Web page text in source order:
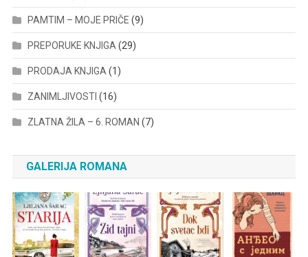
PAMTIM – MOJE PRIČE (9)
PREPORUKE KNJIGA (29)
PRODAJA KNJIGA (1)
ZANIMLJIVOSTI (16)
ZLATNA ŽILA – 6. ROMAN (7)
GALERIJA ROMANA